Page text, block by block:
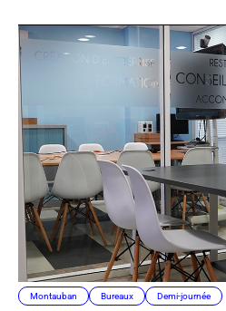
Montauban Bureaux Demi-journée